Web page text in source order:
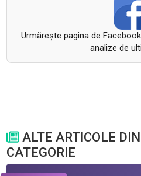
Urmăreşte pagina de
analize de
ALTE ARTICOLE DIN
CATEGORIE